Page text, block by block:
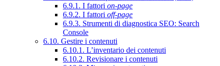
6.9.1. I fattori on-page
6.9.2. I fattori off-page
6.9.3. Strumenti di diagnostica SEO: Search
Console
6.10. Gestire i contenuti
6.10.1. L’inventario dei contenuti
6.10.2. Revisionare i contenuti